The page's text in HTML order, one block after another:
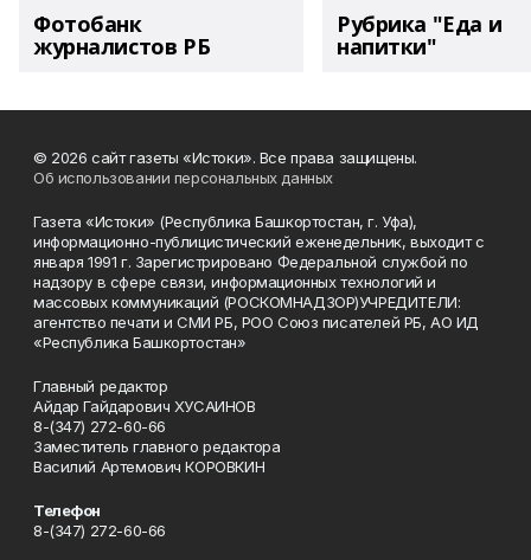
Фотобанк
журналистов РБ
Рубрика "Еда и
напитки"
© 2026 сайт газеты «Истоки». Все права защищены.
Об использовании персональных данных
Газета «Истоки» (Республика Башкортостан, г. Уфа),
информационно-публицистический еженедельник, выходит с
января 1991 г. Зарегистрировано Федеральной службой по
надзору в сфере связи, информационных технологий и
массовых коммуникаций (РОСКОМНАДЗОР)УЧРЕДИТЕЛИ:
агентство печати и СМИ РБ, РОО Союз писателей РБ, АО ИД
«Республика Башкортостан»
Главный редактор
Айдар Гайдарович ХУСАИНОВ
8-(347) 272-60-66
Заместитель главного редактора
Василий Артемович КОРОВКИН
Телефон
8-(347) 272-60-66